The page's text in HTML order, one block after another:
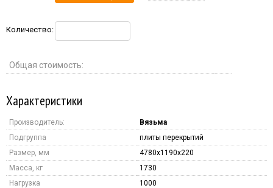
Количество:
Общая стоимость:
Характеристики
Производитель:
Вязьма
Подгруппа
плиты перекрытий
Размер, мм
4780x1190x220
Масса, кг
1730
Нагрузка
1000